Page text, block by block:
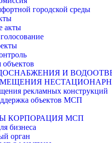
городской среды
акты
И
рекламных конструкций
объектов МСП
КОРПОРАЦИЯ МСП
бизнеса
орган